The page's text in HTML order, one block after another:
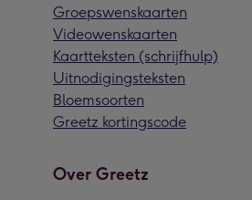
Groepswenskaarten
Videowenskaarten
Kaartteksten (schrijfhulp)
Uitnodigingsteksten
Bloemsoorten
Greetz kortingscode
Over Greetz